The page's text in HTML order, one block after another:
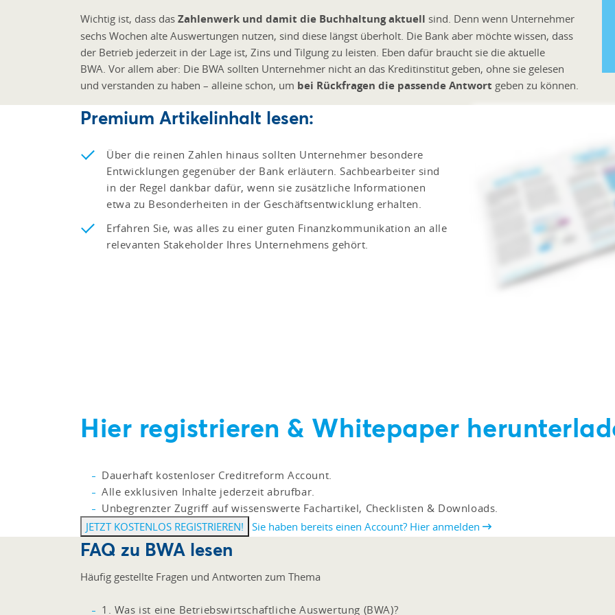
Wichtig ist, dass das Zahlenwerk und damit die Buchhaltung aktuell sind. Denn wenn Unternehmer
sechs Wochen alte Auswertungen nutzen, sind diese längst überholt. Die Bank aber möchte wissen, dass
der Betrieb jederzeit in der Lage ist, Zins und Tilgung zu leisten. Eben dafür braucht sie die aktuelle
BWA. Vor allem aber: Die BWA sollten Unternehmer nicht an das Kreditinstitut geben, ohne sie gelesen
und verstanden zu haben – alleine schon, um bei Rückfragen die passende Antwort geben zu können.
Premium Artikelinhalt lesen:
Über die reinen Zahlen hinaus sollten Unternehmer besondere
Entwicklungen gegenüber der Bank erläutern. Sachbearbeiter sind
in der Regel dankbar dafür, wenn sie zusätzliche Informationen
etwa zu Besonderheiten in der Geschäftsentwicklung erhalten.
Erfahren Sie, was alles zu einer guten Finanzkommunikation an alle
relevanten Stakeholder Ihres Unternehmens gehört.
Hier registrieren & Whitepaper
Dauerhaft kostenloser Creditreform Account.
Alle exklusiven Inhalte jederzeit abrufbar.
Unbegrenzter Zugriff auf wissenswerte Fachartikel, Checklisten & Downloads.
JETZT KOSTENLOS REGISTRIEREN!
Sie haben bereits einen Account? Hier anmelden
FAQ zu BWA lesen
Häufig gestellte Fragen und Antworten zum Thema
1. Was ist eine Betriebswirtschaftliche Auswertung (BWA)?